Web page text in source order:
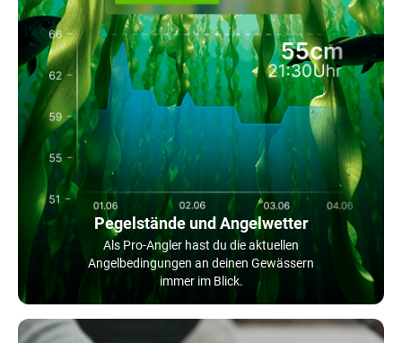
Pegelstände und Angelwetter
Als Pro-Angler hast du die aktuellen
Angelbedingungen an deinen Gewässern
immer im Blick.